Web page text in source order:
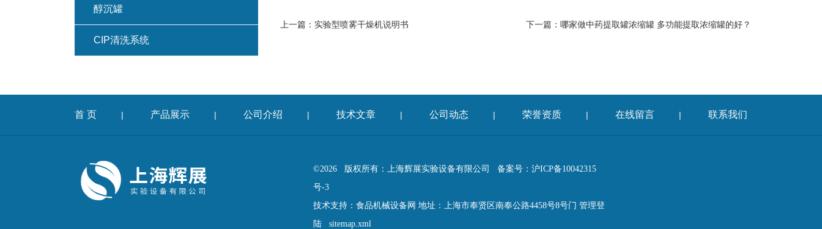
下一篇： 哪家做中药提取罐浓缩罐 多功能提取浓缩罐的好？
上一篇： 实验型喷雾干燥机说明书
醇沉罐
CIP清洗系统
首 页 | 产品展示 | 公司介绍 | 技术文章 | 公司动态 | 荣誉资质 | 在线留言 | 联系我们
©2026 版权所有：上海辉展实验设备有限公司 备案号：沪ICP备10042315
号-3
技术支持： 食品机械设备网 地址：上海市奉贤区南奉公路4458号8号门 管理登
陆
sitemap.xml